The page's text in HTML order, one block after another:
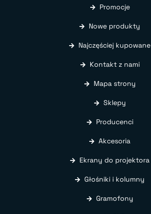
Promocje
Nowe produkty
Najczęściej kupowane
Kontakt z nami
Mapa strony
Sklepy
Producenci
Akcesoria
Ekrany do projektora
Głośniki i kolumny
Gramofony